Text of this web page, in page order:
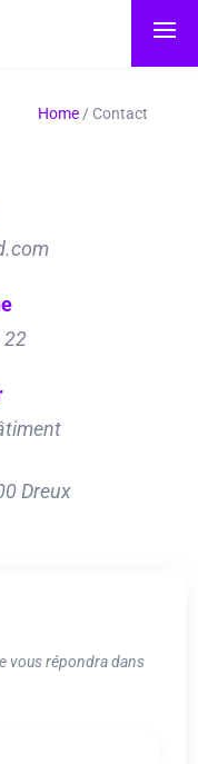
Home / Contact
22
Dreux
vous répondra dans